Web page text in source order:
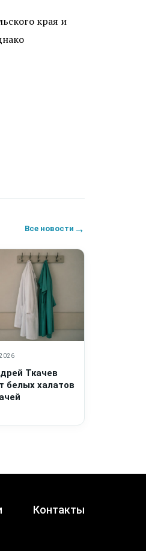
края и
Все новости →
Ткачев
белых халатов
Контакты